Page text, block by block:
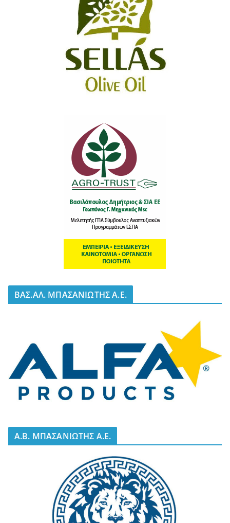
BΑΣ.ΑΛ. ΜΠΑΣΑΝΙΩΤΗΣ Α.Ε.
A.B. ΜΠΑΣΑΝΙΩΤΗΣ Α.Ε.